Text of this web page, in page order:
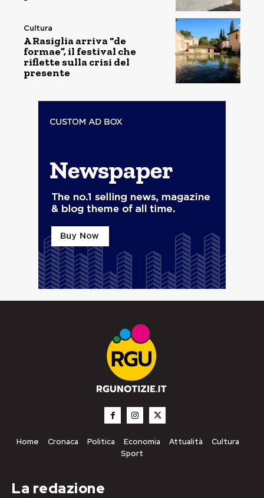
Cultura
A Rasiglia arriva “de
formae”, il festival che
riflette sulla crisi del
presente
Home Cronaca Politica Economia Attualità
Cultura
Sport
La redazione